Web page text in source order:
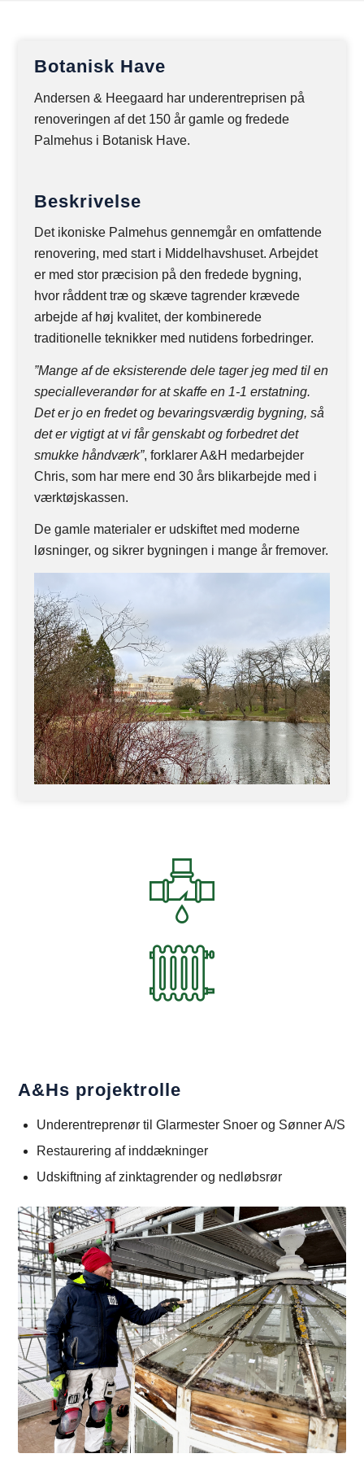
Botanisk Have
Andersen & Heegaard har underentreprisen på
renoveringen af det 150 år gamle og fredede
Palmehus i Botanisk Have.
Beskrivelse
Det ikoniske Palmehus gennemgår en omfattende
renovering, med start i Middelhavshuset. Arbejdet
er med stor præcision på den fredede bygning,
hvor råddent træ og skæve tagrender krævede
arbejde af høj kvalitet, der kombinerede
traditionelle teknikker med nutidens forbedringer.
”Mange af de eksisterende dele tager jeg med til en
specialleverandør for at skaffe en 1-1 erstatning.
Det er jo en fredet og bevaringsværdig bygning, så
det er vigtigt at vi får genskabt og forbedret det
smukke håndværk”, forklarer A&H medarbejder
Chris, som har mere end 30 års blikarbejde med i
værktøjskassen.
De gamle materialer er udskiftet med moderne
løsninger, og sikrer bygningen i mange år fremover.
A&Hs projektrolle
Underentreprenør til Glarmester Snoer og Sønner A/S
Restaurering af inddækninger
Udskiftning af zinktagrender og nedløbsrør